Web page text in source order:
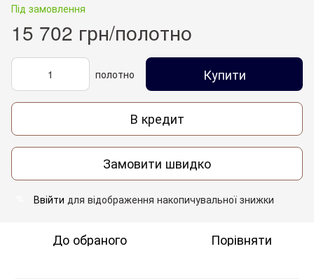
Під замовлення
15 702 грн/полотно
полотно Купити
В кредит
Замовити швидко
Ввійти для відображення накопичувальної знижки
До обраного Порівняти